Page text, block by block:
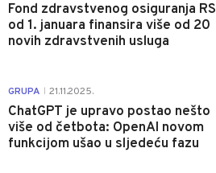
Fond zdravstvenog osiguranja RS
od 1. januara finansira više od 20
novih zdravstvenih usluga
GRUPA 21.11.2025.
ChatGPT je upravo postao nešto
više od četbota: OpenAI novom
funkcijom ušao u sljedeću fazu